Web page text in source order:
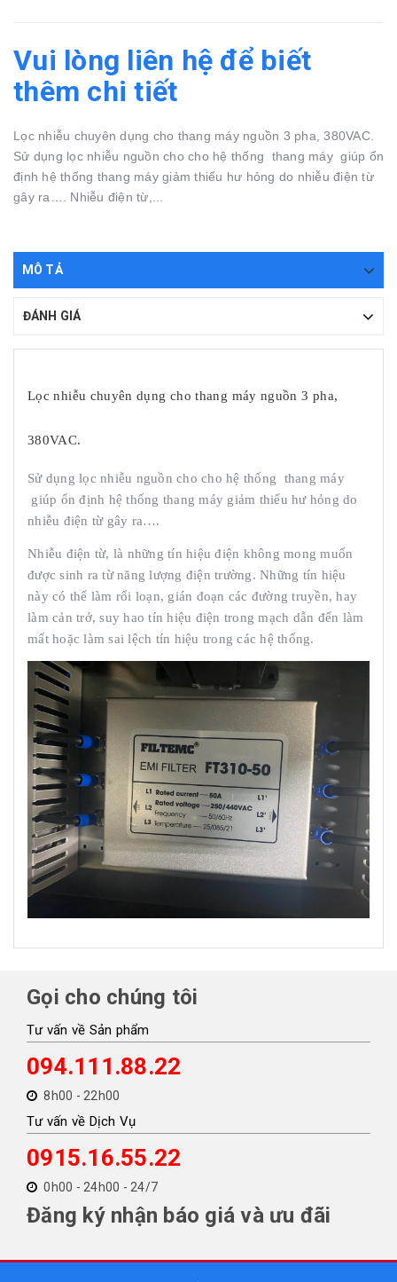
Vui lòng liên hệ để biết
thêm chi tiết
Lọc nhiễu chuyên dụng cho thang máy nguồn 3 pha, 380VAC.
Sử dụng lọc nhiễu nguồn cho cho hệ thống thang máy giúp ổn
định hệ thống thang máy giảm thiểu hư hỏng do nhiễu điện từ
gây ra…. Nhiễu điện từ,...
MÔ TẢ
ĐÁNH GIÁ
Lọc nhiễu chuyên dụng cho thang máy nguồn 3 pha,
380VAC.
Sử dụng lọc nhiễu nguồn cho cho hệ thống thang máy
giúp ổn định hệ thống thang máy giảm thiểu hư hỏng do
nhiễu điện từ gây ra….
Nhiễu điện từ, là những tín hiệu điện không mong muốn
được sinh ra từ năng lượng điện trường. Những tín hiệu
này có thể làm rối loạn, gián đoạn các đường truyền, hay
làm cản trở, suy hao tín hiệu điện trong mạch dẫn đến làm
mất hoặc làm sai lệch tín hiệu trong các hệ thống.
Gọi cho chúng tôi
Tư vấn về Sản phẩm
094.111.88.22
8h00 - 22h00
Tư vấn về Dịch Vụ
0915.16.55.22
0h00 - 24h00 - 24/7
Đăng ký nhận báo giá và ưu đãi